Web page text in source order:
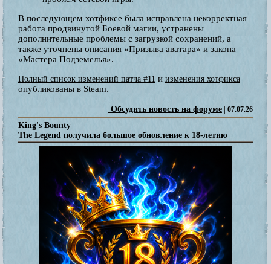
В последующем хотфиксе была исправлена некорректная
работа продвинутой Боевой магии, устранены
дополнительные проблемы с загрузкой сохранений, а
также уточнены описания «Призыва аватара» и закона
«Мастера Подземелья».
Полный список изменений патча #11 и изменения хотфикса
опубликованы в Steam.
Обсудить новость на форуме | 07.07.26
King's Bounty
The Legend получила большое обновление к 18-летию